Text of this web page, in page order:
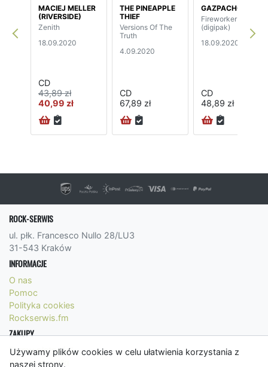
Używamy plików cookies w celu ułatwienia korzystania z
naszej strony.
MACIEJ MELLER
(RIVERSIDE)
Zenith
18.09.2020
CD
43,89 zł
40,99 zł
THE PINEAPPLE
THIEF
Versions Of The
Truth
4.09.2020
CD
67,89 zł
GAZPACHO
Fireworker
(digipak)
18.09.2020
CD
48,89 zł
ROCK-SERWIS
ul. płk. Francesco Nullo 28/LU3
31-543 Kraków
INFORMACJE
O nas
Pomoc
Polityka cookies
Rockserwis.fm
ZAKUPY
Formy płatności
Koszty wysyłki